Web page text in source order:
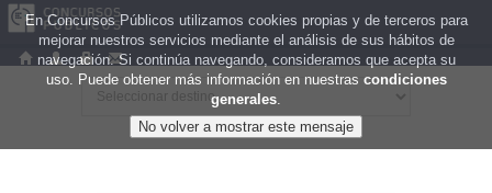
En Concursos Públicos utilizamos cookies propias y de terceros para
mejorar nuestros servicios mediante el análisis de sus hábitos de
navegación. Si continúa navegando, consideramos que acepta su
uso. Puede obtener más información en nuestras condiciones
generales.